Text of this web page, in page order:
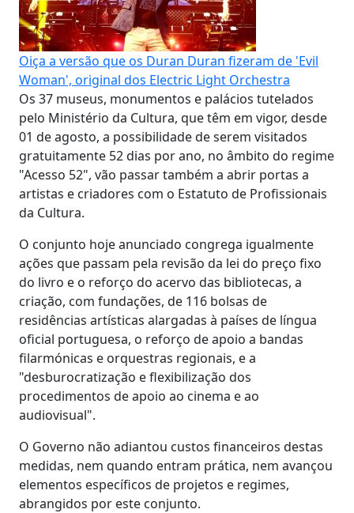
Oiça a versão que os Duran Duran fizeram de 'Evil
Woman', original dos Electric Light Orchestra
Os 37 museus, monumentos e palácios tutelados
pelo Ministério da Cultura, que têm em vigor, desde
01 de agosto, a possibilidade de serem visitados
gratuitamente 52 dias por ano, no âmbito do regime
"Acesso 52", vão passar também a abrir portas a
artistas e criadores com o Estatuto de Profissionais
da Cultura.
O conjunto hoje anunciado congrega igualmente
ações que passam pela revisão da lei do preço fixo
do livro e o reforço do acervo das bibliotecas, a
criação, com fundações, de 116 bolsas de
residências artísticas alargadas à países de língua
oficial portuguesa, o reforço de apoio a bandas
filarmónicas e orquestras regionais, e a
"desburocratização e flexibilização dos
procedimentos de apoio ao cinema e ao
audiovisual".
O Governo não adiantou custos financeiros destas
medidas, nem quando entram prática, nem avançou
elementos específicos de projetos e regimes,
abrangidos por este conjunto.